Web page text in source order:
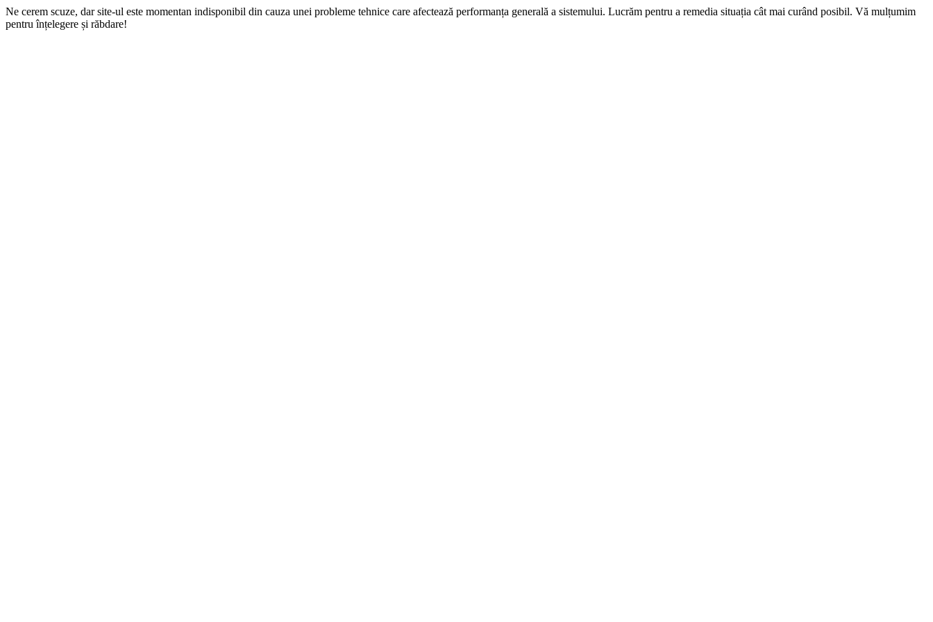
Ne cerem scuze, dar site-ul este momentan indisponibil din cauza unei probleme tehnice care afectează performanța generală a sistemului. Lucrăm pentru a remedia situația cât mai curând posibil. Vă mulțumim
pentru înțelegere și răbdare!